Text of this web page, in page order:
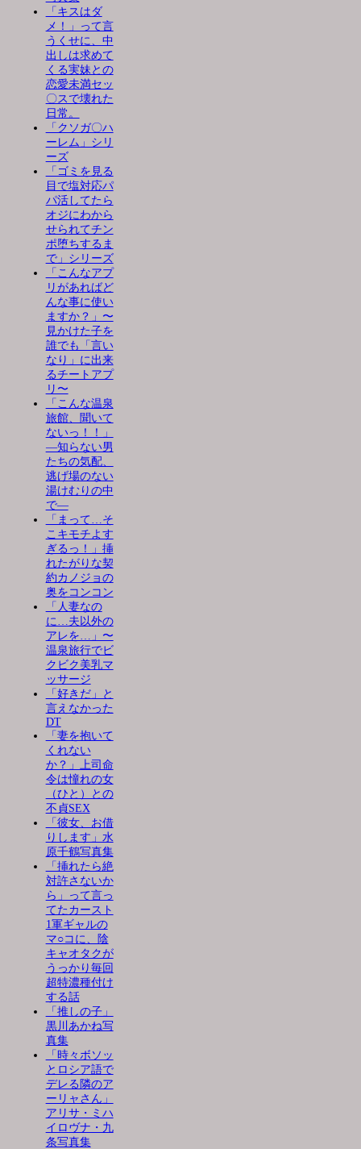
「キスはダ
メ！」って言
うくせに、中
出しは求めて
くる実妹との
恋愛未満セッ
〇スで壊れた
日常。
「クソガ〇ハ
ーレム」シリ
ーズ
「ゴミを見る
目で塩対応パ
パ活してたら
オジにわから
せられてチン
ポ堕ちするま
で」シリーズ
「こんなアプ
リがあればど
んな事に使い
ますか？」〜
見かけた子を
誰でも「言い
なり」に出来
るチートアプ
リ〜
「こんな温泉
旅館、聞いて
ないっ！！」
―知らない男
たちの気配、
逃げ場のない
湯けむりの中
で―
「まって…そ
こキモチよす
ぎるっ！」挿
れたがりな契
約カノジョの
奥をコンコン
「人妻なの
に…夫以外の
アレを…」〜
温泉旅行でビ
クビク美乳マ
ッサージ
「好きだ」と
言えなかった
DT
「妻を抱いて
くれない
か？」上司命
令は憧れの女
（ひと）との
不貞SEX
「彼女、お借
りします」水
原千鶴写真集
「挿れたら絶
対許さないか
ら」って言っ
てたカースト
1軍ギャルの
マ○コに、陰
キャオタクが
うっかり毎回
超特濃種付け
する話
「推しの子」
黒川あかね写
真集
「時々ボソッ
とロシア語で
デレる隣のア
ーリャさん」
アリサ・ミハ
イロヴナ・九
条写真集